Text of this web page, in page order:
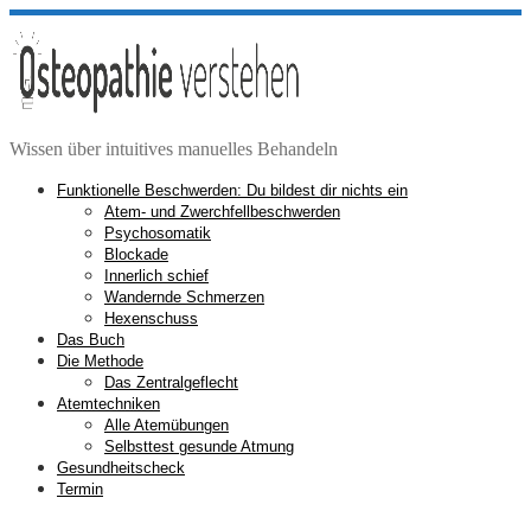
Zum
Inhalt
springen
Wissen über intuitives manuelles Behandeln
Funktionelle Beschwerden: Du bildest dir nichts ein
Atem- und Zwerchfellbeschwerden
Psychosomatik
Blockade
Innerlich schief
Wandernde Schmerzen
Hexenschuss
Das Buch
Die Methode
Das Zentralgeflecht
Atemtechniken
Alle Atemübungen
Selbsttest gesunde Atmung
Gesundheitscheck
Termin